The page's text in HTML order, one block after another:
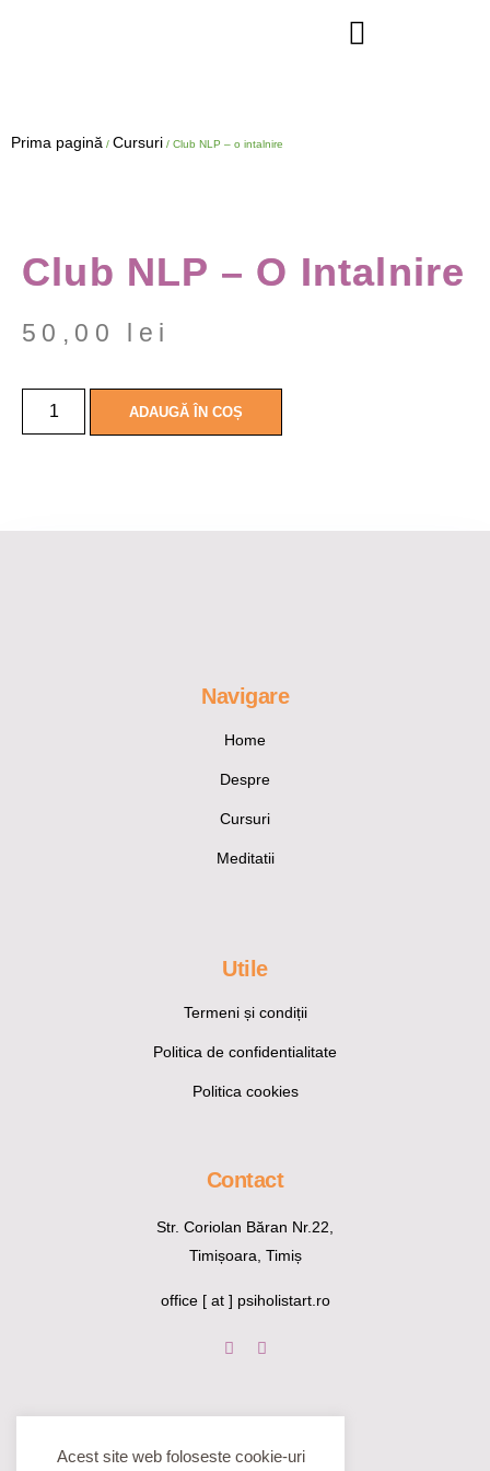
Prima pagină / Cursuri / Club NLP – o intalnire
Club NLP – O Intalnire
50,00 lei
ADAUGĂ ÎN COȘ
Navigare
Home
Despre
Cursuri
Meditatii
Utile
Termeni și condiții
Politica de confidentialitate
Politica cookies
Contact
Str. Coriolan Băran Nr.22,
Timișoara, Timiș
office [ at ] psiholistart.ro
Acest site web foloseste cookie-uri